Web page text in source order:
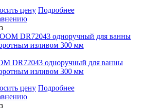
цену Подробнее
DR72043 одноручный для ванны
изливом 300 мм
цену Подробнее